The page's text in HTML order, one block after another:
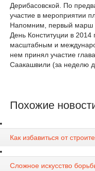
Дерибасовской. По
участие в мероприятии
Напомним, первый марш
День Конституции в
масштабным и
нем принял участие
Саакашвили (за неделю
Похожие
Как избавиться от
Сложное искусство